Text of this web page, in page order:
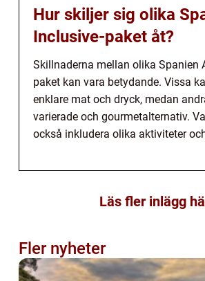
Hur skiljer sig olika
Inclusive-paket åt?
Skillnaderna mellan olika Spanien
paket kan vara betydande. Vissa
enklare mat och dryck, medan
varierade och gourmetalternativ.
också inkludera olika aktiviteter
Läs fler inlägg
Fler nyheter